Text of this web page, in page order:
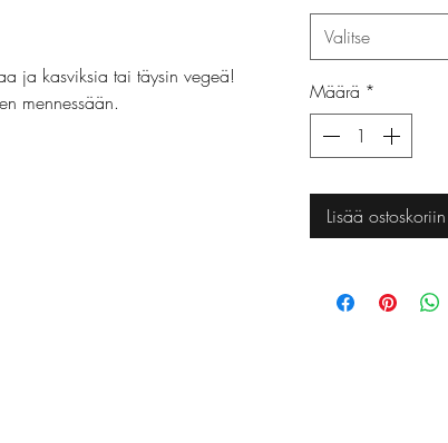
ja kasviksia tai täysin vegeä!
mennessään.
Valitse
Määrä *
Lisää ostoskoriin